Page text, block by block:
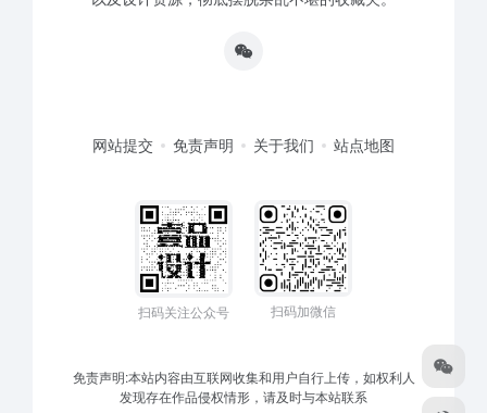
网站提交 免责声明 关于我们 站点地图
扫码关注公众号 扫码加微信
免责声明:本站内容由互联网收集和用户自行上传，如权利人
发现存在作品侵权情形，请及时与本站联系